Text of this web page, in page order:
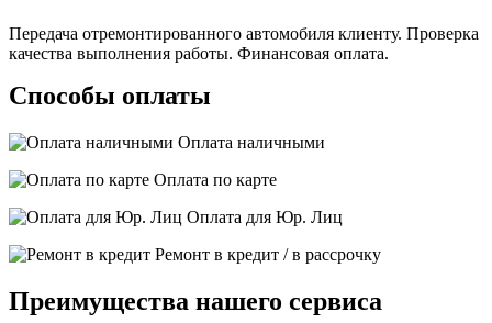
Передача отремонтированного автомобиля клиенту. Проверка
качества выполнения работы. Финансовая оплата.
Способы оплаты
Оплата наличными
Оплата по карте
Оплата для Юр. Лиц
Ремонт в кредит / в рассрочку
Преимущества нашего сервиса